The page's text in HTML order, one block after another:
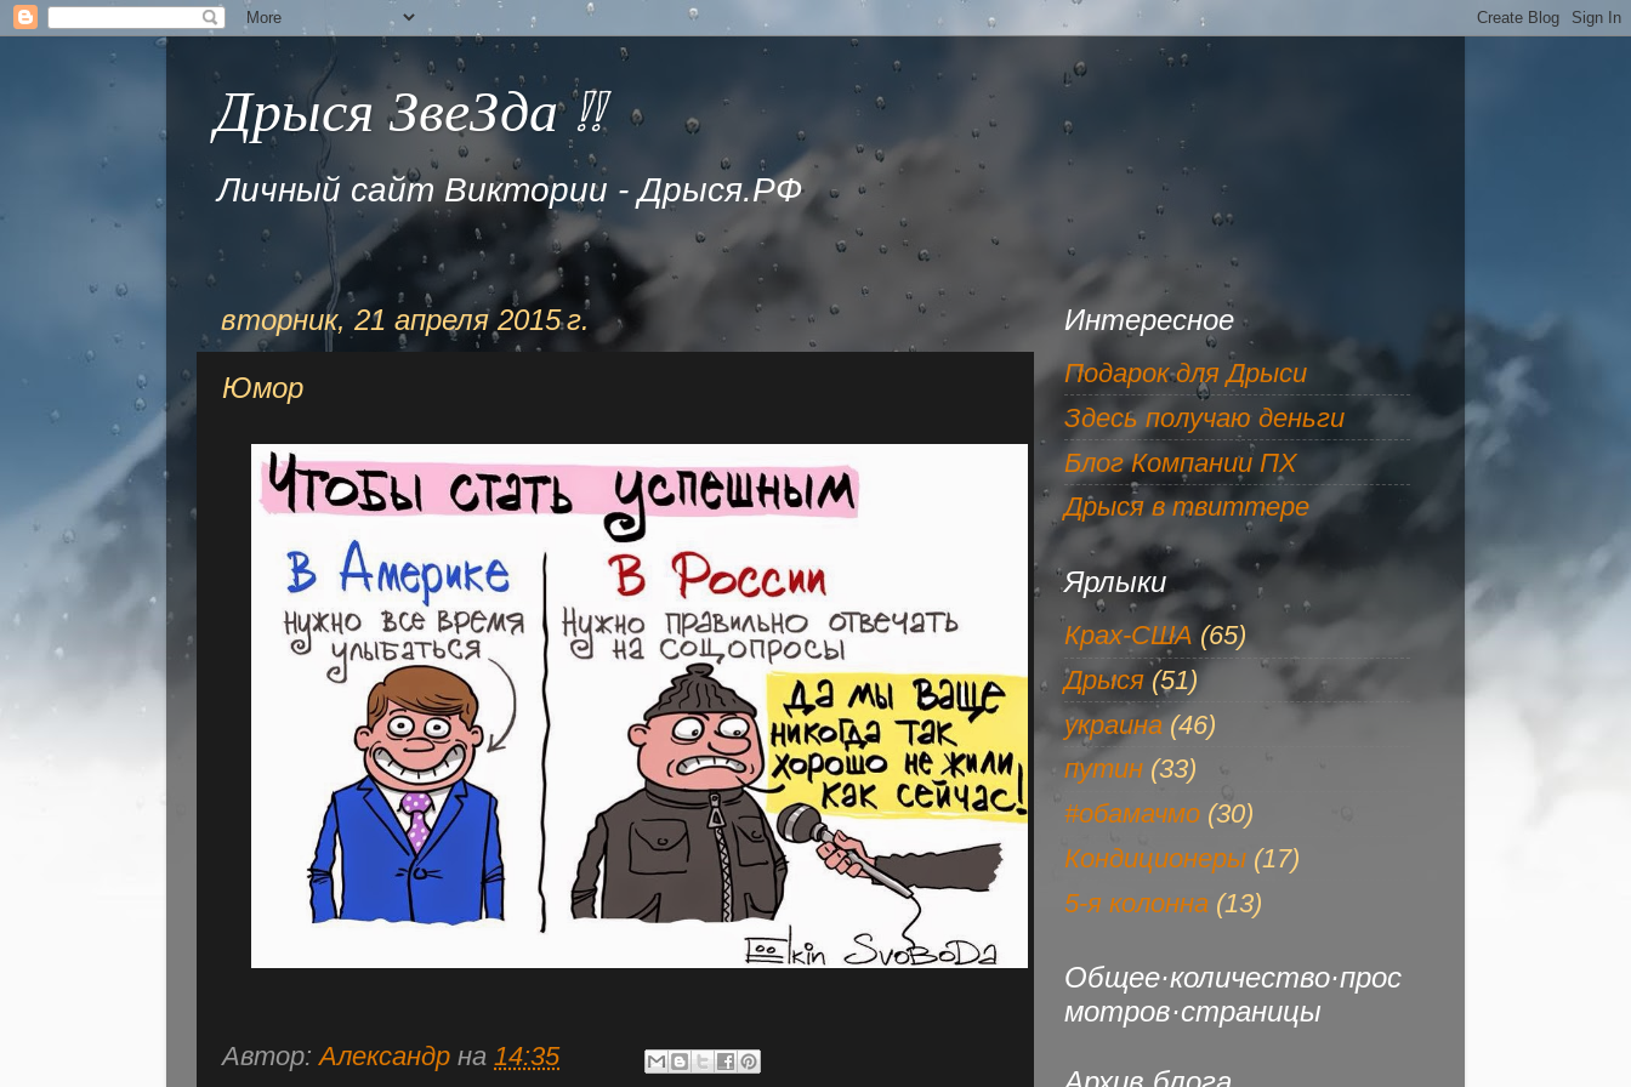
Дрыся ЗвеЗда !!
Личный сайт Виктории - Дрыся.РФ
вторник, 21 апреля 2015 г.
Юмор
Автор:Александр на 14:35
Интересное
Подарок для Дрыси
Здесь получаю деньги
Блог Компании ПХ
Дрыся в твиттере
Ярлыки
Крах-США (65)
Дрыся (51)
украина (46)
путин (33)
#обамачмо (30)
Кондиционеры (17)
5-я колонна (13)
Общее·количество·прос
мотров·страницы